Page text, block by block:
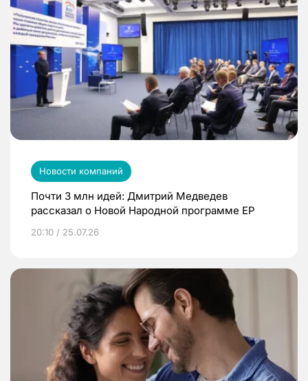
Новости компаний
Почти 3 млн идей: Дмитрий Медведев
рассказал о Новой Народной программе ЕР
20:10 / 25.07.26